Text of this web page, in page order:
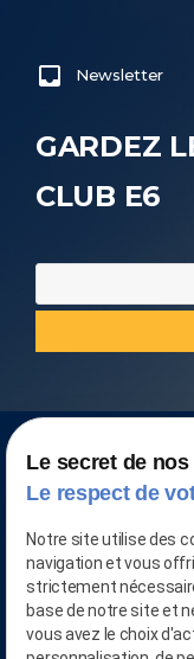
Newsletter
GARDEZ
CLUB E6
Le secret de
Le respect de
Notre site utilise des
navigation et vous
strictement
base de notre site et
vous avez le choix